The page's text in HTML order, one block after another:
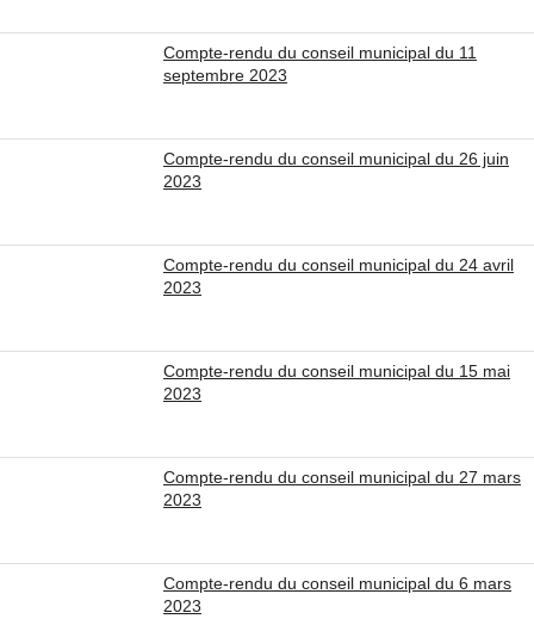
Compte-rendu du conseil municipal du 11
septembre 2023
Compte-rendu du conseil municipal du 26 juin
2023
Compte-rendu du conseil municipal du 24 avril
2023
Compte-rendu du conseil municipal du 15 mai
2023
Compte-rendu du conseil municipal du 27 mars
2023
Compte-rendu du conseil municipal du 6 mars
2023